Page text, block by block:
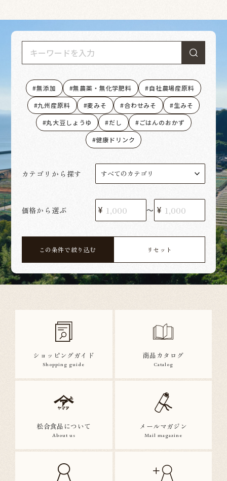
無添加 無農薬・無化学肥料
自社農場産原料
九州産原料
麦みそ 合わせみそ
生みそ
丸大豆しょうゆ
だし
ごはんのおかず
健康ドリンク
カテゴリから探す
価格から選ぶ 〜
この条件で絞り込む リセット
ショッピングガイド
Shopping guide
商品カタログ
Catalog
松合食品について
About us
メールマガジン
Mail magazine